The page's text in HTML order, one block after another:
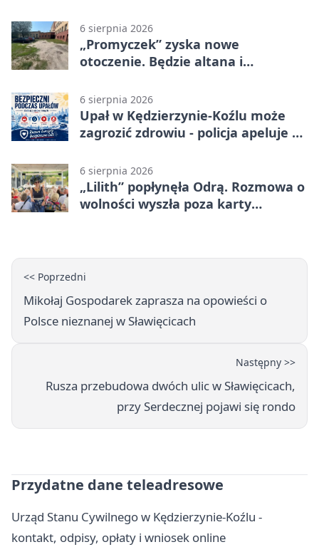
6 sierpnia 2026
„Promyczek” zyska nowe
otoczenie. Będzie altana i
6 sierpnia 2026
Upał w Kędzierzynie-Koźlu może
zagrozić zdrowiu - policja apeluje o
6 sierpnia 2026
„Lilith” popłynęła Odrą. Rozmowa o
wolności wyszła poza karty
<< Poprzedni
Mikołaj Gospodarek zaprasza na opowieści o
Polsce nieznanej w Sławięcicach
Następny >>
Rusza przebudowa dwóch ulic w Sławięcicach,
przy Serdecznej pojawi się rondo
Przydatne dane teleadresowe
Urząd Stanu Cywilnego w Kędzierzynie-Koźlu -
kontakt, odpisy, opłaty i wniosek online